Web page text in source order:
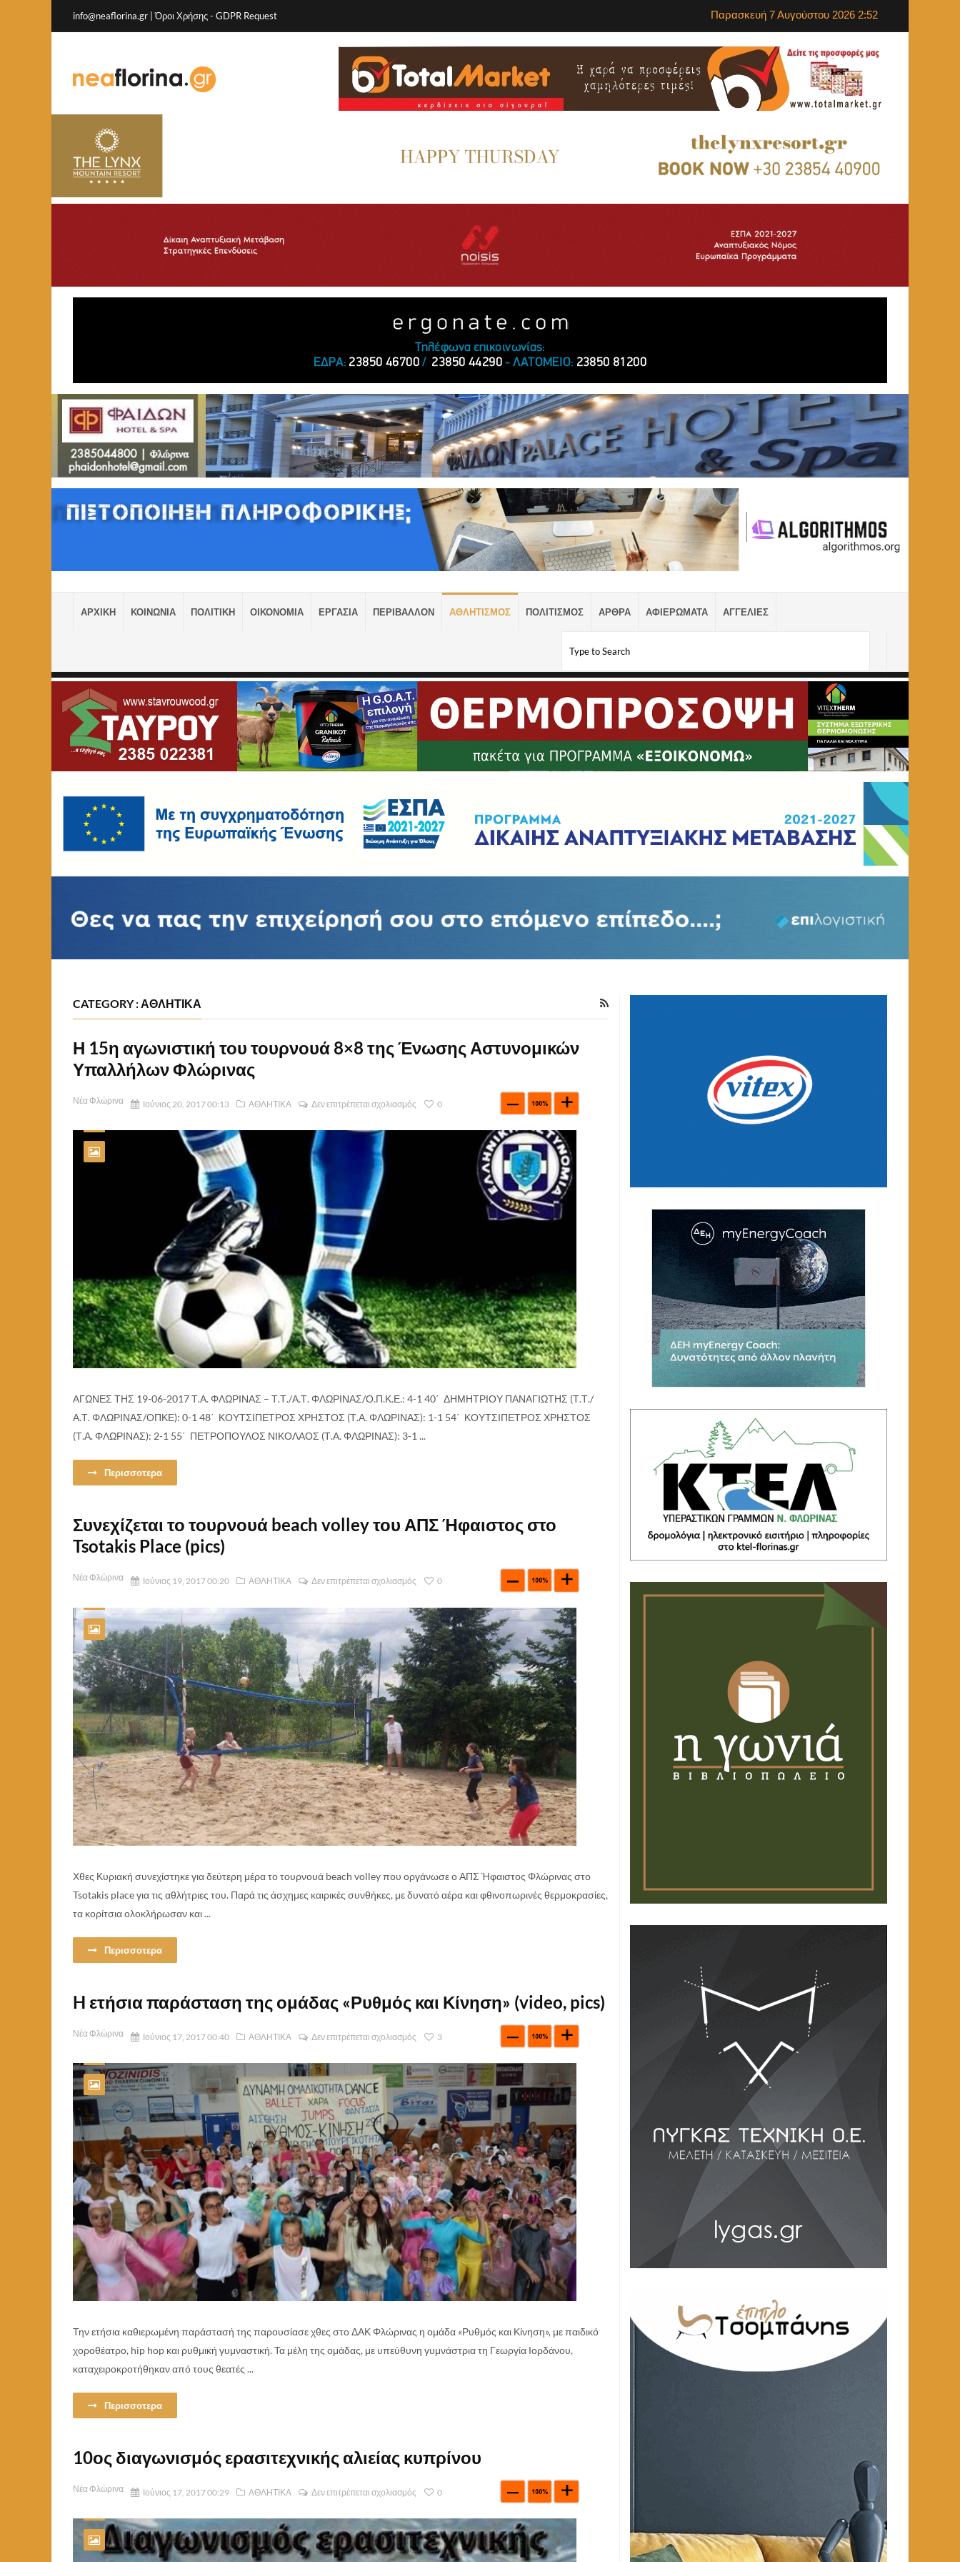
info@neaflorina.gr |Όροι Χρήσης- GDPR Request Παρασκευή 7 Αυγούστου 2026 2:52
ΑΡΧΙΚΗ ΚΟΙΝΩΝΙΑ ΠΟΛΙΤΙΚΗ ΟΙΚΟΝΟΜΙΑ ΕΡΓΑΣΙΑ ΠΕΡΙΒΑΛΛΟΝ ΑΘΛΗΤΙΣΜΟΣ ΠΟΛΙΤΙΣΜΟΣ ΑΡΘΡΑ ΑΦΙΕΡΩΜΑΤΑ ΑΓΓΕΛΙΕΣ
CATEGORY : ΑΘΛΗΤΙΚΑ
Η 15η αγωνιστική του τουρνουά 8×8 της Ένωσης Αστυνομικών
Υπαλλήλων Φλώρινας
Νέα Φλώρινα Ιούνιος 20, 2017 00:13 ΑΘΛΗΤΙΚΑ Δεν επιτρέπεται σχολιασμός 0
ΑΓΩΝΕΣ ΤΗΣ 19-06-2017 Τ.Α. ΦΛΩΡΙΝΑΣ – Τ.Τ./Α.Τ. ΦΛΩΡΙΝΑΣ/Ο.Π.Κ.Ε.: 4-1 40΄ ΔΗΜΗΤΡΙΟΥ ΠΑΝΑΓΙΩΤΗΣ (Τ.Τ./
Α.Τ. ΦΛΩΡΙΝΑΣ/ΟΠΚΕ): 0-1 48΄ ΚΟΥΤΣΙΠΕΤΡΟΣ ΧΡΗΣΤΟΣ (Τ.Α. ΦΛΩΡΙΝΑΣ): 1-1 54΄ ΚΟΥΤΣΙΠΕΤΡΟΣ ΧΡΗΣΤΟΣ
(Τ.Α. ΦΛΩΡΙΝΑΣ): 2-1 55΄ ΠΕΤΡΟΠΟΥΛΟΣ ΝΙΚΟΛΑΟΣ (Τ.Α. ΦΛΩΡΙΝΑΣ): 3-1 ...
Περισσοτερα
Συνεχίζεται το τουρνουά beach volley του ΑΠΣ Ήφαιστος στο
Tsotakis Place (pics)
Νέα Φλώρινα Ιούνιος 19, 2017 00:20 ΑΘΛΗΤΙΚΑ Δεν επιτρέπεται σχολιασμός 0
Χθες Κυριακή συνεχίστηκε για δεύτερη μέρα το τουρνουά beach volley που οργάνωσε ο ΑΠΣ Ήφαιστος Φλώρινας στο
Tsotakis place για τις αθλήτριες του. Παρά τις άσχημες καιρικές συνθήκες, με δυνατό αέρα και φθινοπωρινές θερμοκρασίες,
τα κορίτσια ολοκλήρωσαν και ...
Περισσοτερα
H ετήσια παράσταση της ομάδας «Ρυθμός και Κίνηση» (video, pics)
Νέα Φλώρινα Ιούνιος 17, 2017 00:40 ΑΘΛΗΤΙΚΑ Δεν επιτρέπεται σχολιασμός 3
Την ετήσια καθιερωμένη παράστασή της παρουσίασε χθες στο ΔΑΚ Φλώρινας η ομάδα «Ρυθμός και Κίνηση», με παιδικό
χοροθέατρο, hip hop και ρυθμική γυμναστική. Τα μέλη της ομάδας, με υπεύθυνη γυμνάστρια τη Γεωργία Ιορδάνου,
καταχειροκροτήθηκαν από τους θεατές ...
Περισσοτερα
10ος διαγωνισμός ερασιτεχνικής αλιείας κυπρίνου
Νέα Φλώρινα Ιούνιος 17, 2017 00:29 ΑΘΛΗΤΙΚΑ Δεν επιτρέπεται σχολιασμός 0